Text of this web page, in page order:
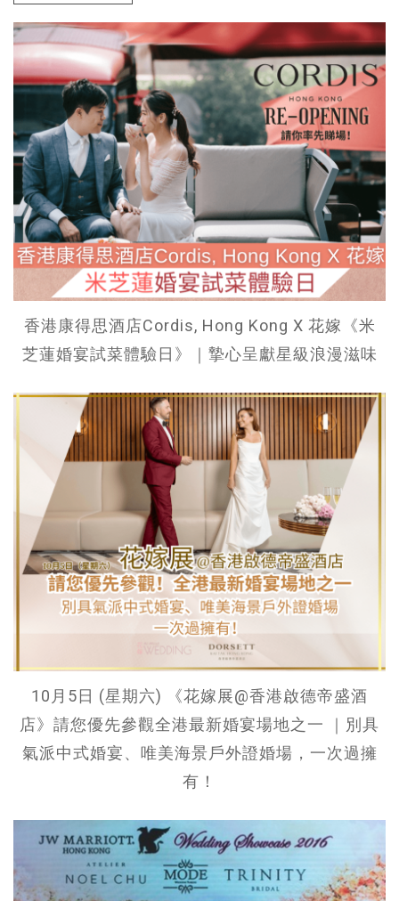
香港康得思酒店Cordis, Hong Kong X 花嫁《米
芝蓮婚宴試菜體驗日》｜摯心呈獻星級浪漫滋味
10月5日 (星期六) 《花嫁展@香港啟德帝盛酒
店》請您優先參觀全港最新婚宴場地之一 ｜別具
氣派中式婚宴、唯美海景戶外證婚場，一次過擁
有！